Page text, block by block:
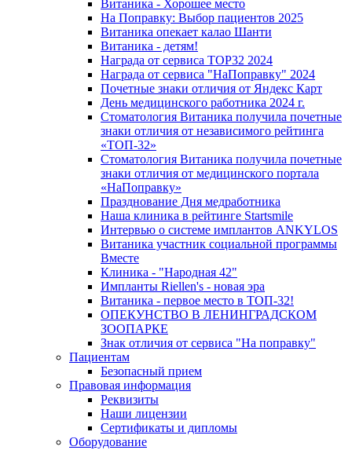
Витаника - Хорошее место
На Поправку: Выбор пациентов 2025
Витаника опекает калао Шанти
Витаника - детям!
Награда от сервиса TOP32 2024
Награда от сервиса "НаПоправку" 2024
Почетные знаки отличия от Яндекс Карт
День медицинского работника 2024 г.
Стоматология Витаника получила почетные
знаки отличия от независимого рейтинга
«ТОП-32»
Стоматология Витаника получила почетные
знаки отличия от медицинского портала
«НаПоправку»
Празднование Дня медработника
Наша клиника в рейтинге Startsmile
Интервью о системе имплантов ANKYLOS
Витаника участник социальной программы
Вместе
Клиника - "Народная 42"
Импланты Riellen's - новая эра
Витаника - первое место в ТОП-32!
ОПЕКУНСТВО В ЛЕНИНГРАДСКОМ
ЗООПАРКЕ
Знак отличия от сервиса "На поправку"
Пациентам
Безопасный прием
Правовая информация
Реквизиты
Наши лицензии
Сертификаты и дипломы
Оборудование